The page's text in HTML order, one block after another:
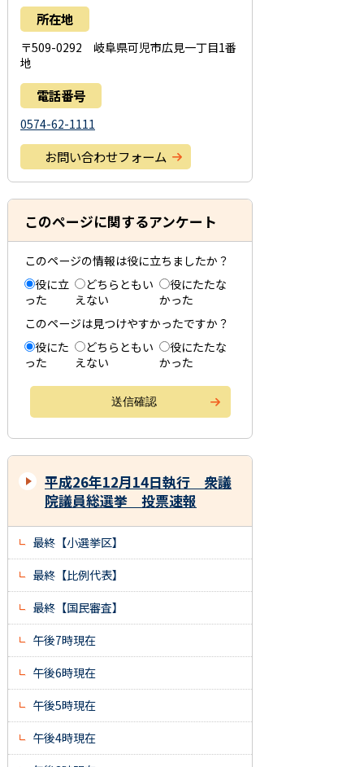
所在地
〒509-0292 岐阜県可児市広見一丁目1番
地
電話番号
0574-62-1111
お問い合わせフォーム
このページに関するアンケート
このページの情報は役に立ちましたか？
役に立
った
どちらともい
えない
役にたたな
かった
このページは見つけやすかったですか？
役にた
った
どちらともい
えない
役にたたな
かった
平成26年12月14日執行 衆議
院議員総選挙 投票速報
最終【小選挙区】
最終【比例代表】
最終【国民審査】
午後7時現在
午後6時現在
午後5時現在
午後4時現在